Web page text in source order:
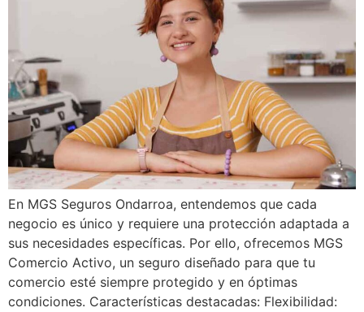
En MGS Seguros Ondarroa, entendemos que cada
negocio es único y requiere una protección adaptada a
sus necesidades específicas. Por ello, ofrecemos MGS
Comercio Activo, un seguro diseñado para que tu
comercio esté siempre protegido y en óptimas
condiciones. Características destacadas: Flexibilidad: